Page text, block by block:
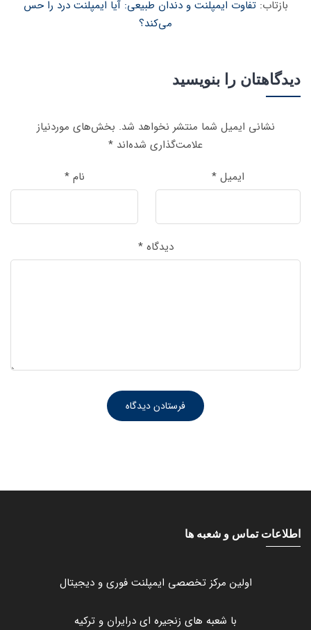
بازتاب:تفاوت ایمپلنت و دندان طبیعی: آیا ایمپلنت درد را حس
می‌کند؟
دیدگاهتان را بنویسید
نشانی ایمیل شما منتشر نخواهد شد. بخش‌های موردنیاز
علامت‌گذاری شده‌اند *
نام* ایمیل *
دیدگاه*
اطلاعات تماس و شعبه ها
اولین مرکز تخصصی ایمپلنت فوری و دیجیتال
با شعبه های زنجیره ای درایران و ترکیه